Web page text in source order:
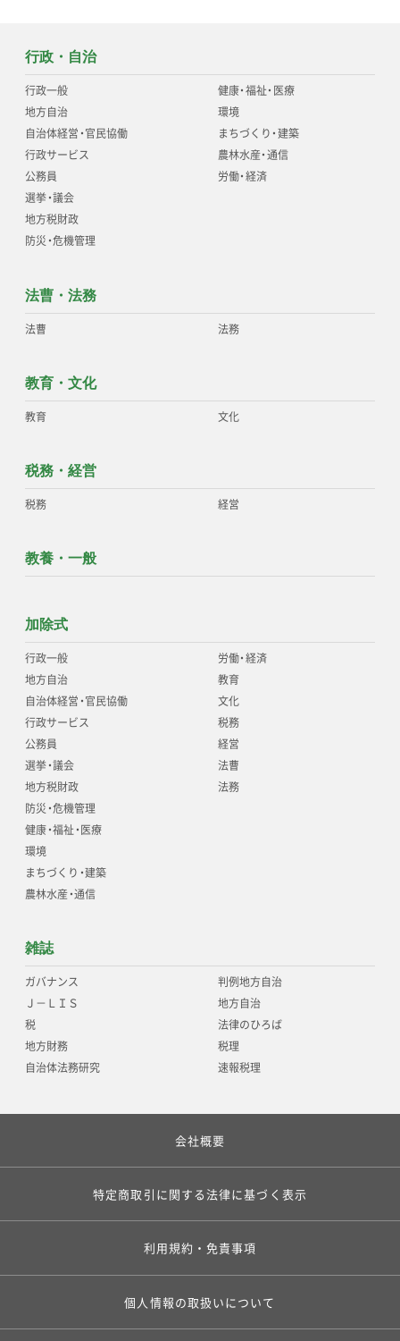
行政・自治
行政一般
地方自治
自治体経営・官民協働
行政サービス
公務員
選挙・議会
地方税財政
防災・危機管理
健康・福祉・医療
環境
まちづくり・建築
農林水産・通信
労働・経済
法曹・法務
法曹 法務
教育・文化
教育 文化
税務・経営
税務 経営
教養・一般
加除式
行政一般
地方自治
自治体経営・官民協働
行政サービス
公務員
選挙・議会
地方税財政
防災・危機管理
健康・福祉・医療
環境
まちづくり・建築
農林水産・通信
労働・経済
教育
文化
税務
経営
法曹
法務
雑誌
ガバナンス
Ｊ－ＬＩＳ
税
地方財務
自治体法務研究
判例地方自治
地方自治
法律のひろば
税理
速報税理
会社概要
特定商取引に関する法律に基づく表示
利用規約・免責事項
個人情報の取扱いについて